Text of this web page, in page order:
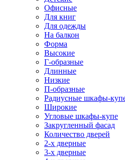
Офисные
Для книг
Для одежды
На балкон
Форма
Высокие
Г-образные
Длинные
Низкие
П-образные
Радиусные шкафы-
Широкие
Угловые шкафы-купе
Закругленный фасад
Количество дверей
2-х дверные
3-х дверные